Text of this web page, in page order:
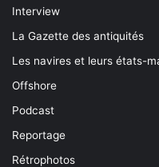
Interview
La Gazette des antiquités
Les navires et leurs états-
Offshore
Podcast
Reportage
Rétrophotos